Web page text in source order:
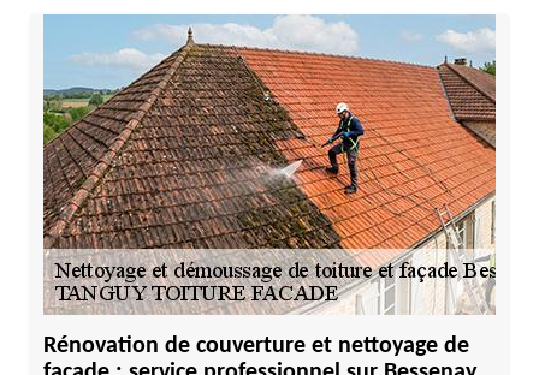
Rénovation de couverture et nettoyage de